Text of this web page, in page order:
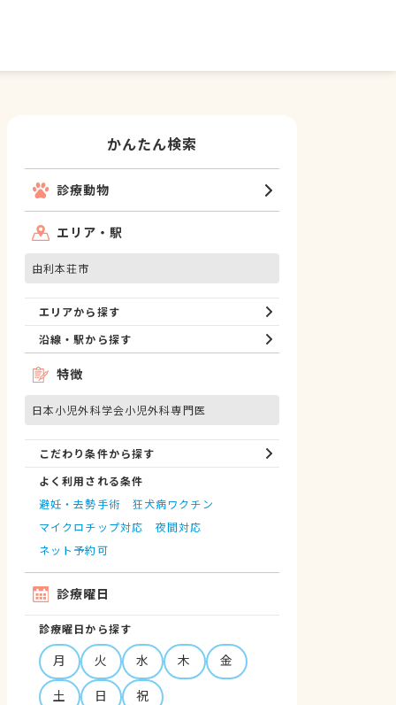
かんたん検索
診療動物
エリア・駅
由利本荘市
エリアから探す
沿線・駅から探す
特徴
日本小児外科学会小児外科専門医
こだわり条件から探す
よく利用される条件
避妊・去勢手術
狂犬病ワクチン
マイクロチップ対応
夜間対応
ネット予約可
診療曜日
診療曜日から探す
月 火 水 木
金
土
日 祝